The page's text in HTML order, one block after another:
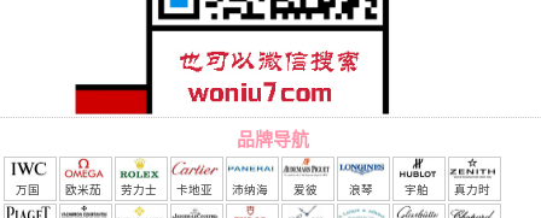
品牌导航
万国 欧米茄 劳力士 卡地亚 沛纳海 爱彼 浪琴 宇舶 真力时